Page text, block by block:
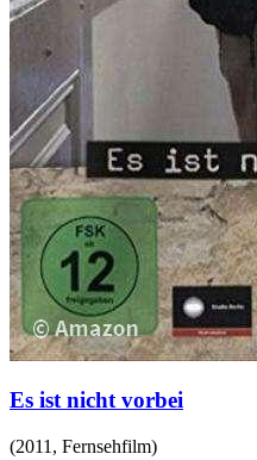
Es ist nicht vorbei
(2011 , Fernsehfilm)